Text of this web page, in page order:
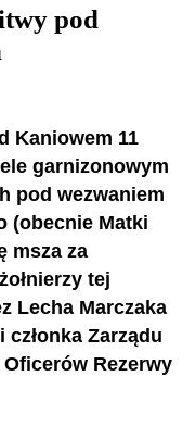
pod
Kaniowem 11
garnizonowym
pod wezwaniem
(obecnie Matki
msza za
tej
Lecha Marczaka
członka Zarządu
Rezerwy